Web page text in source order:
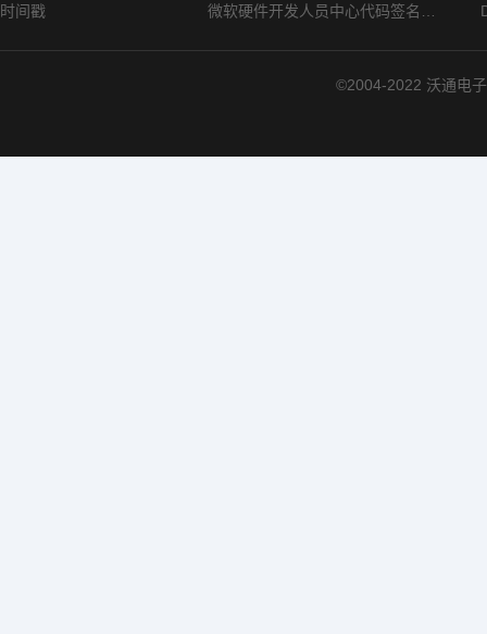
时间戳
©2004-2022 沃通电